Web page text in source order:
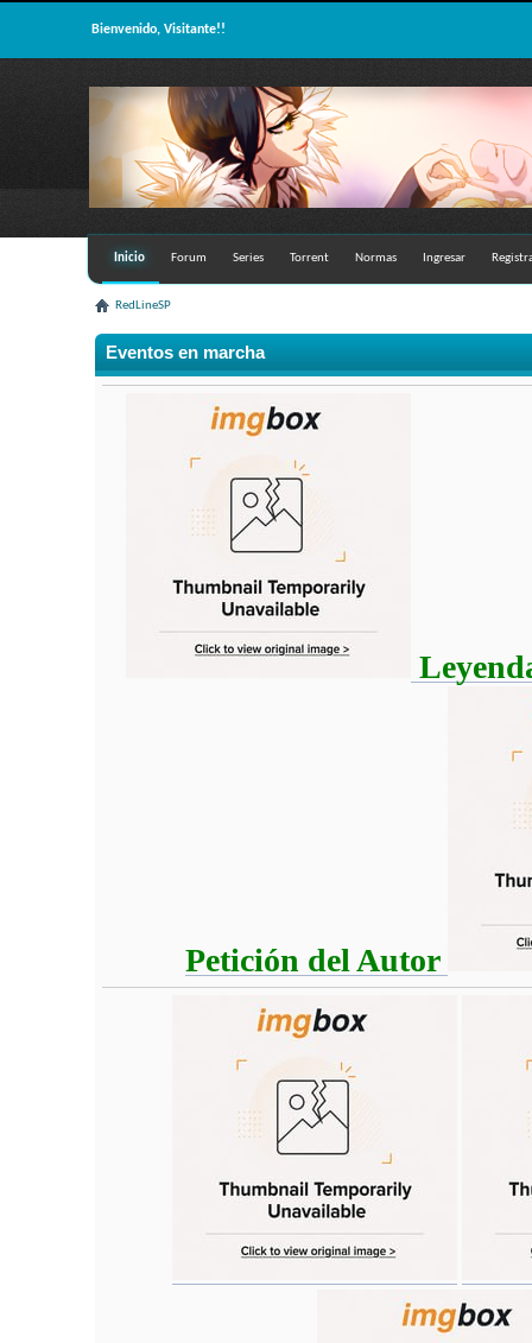
Bienvenido, Visitante!!
Inicio Forum Series Torrent Normas Ingresar
RedLineSP
Eventos en marcha
Petición del Autor